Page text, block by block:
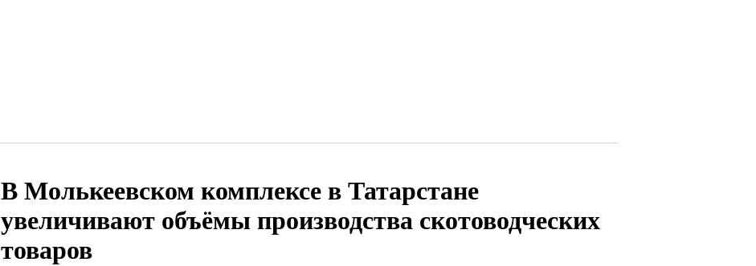
В Молькеевском комплексе в Татарстане
увеличивают объёмы производства скотоводческих
товаров